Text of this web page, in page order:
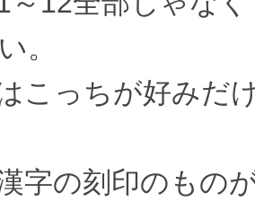
。
こっちが好みだ
字の刻印のもの